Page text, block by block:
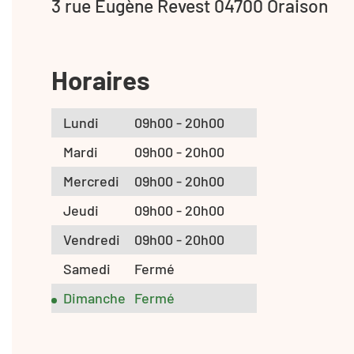
3 rue Eugène Revest 04700 Oraison
Horaires
Lundi
09h00 - 20h00
Mardi
09h00 - 20h00
Mercredi
09h00 - 20h00
Jeudi
09h00 - 20h00
Vendredi
09h00 - 20h00
Samedi
Fermé
Dimanche Fermé